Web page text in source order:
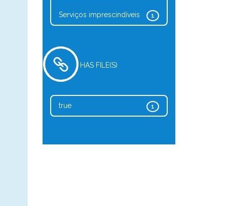
1
Serviços imprescindíveis
HAS FILE(S)
1
true